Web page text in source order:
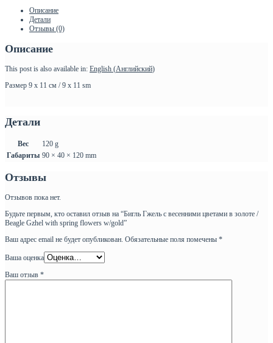
золоте
Gzhel
spring
w/gold
Описание
Детали
Отзывы (0)
Описание
This post is also available in: English (Английский)
Размер 9 х 11 см / 9 х 11 sm
Детали
Вес
120 g
Габариты 90 × 40 × 120 mm
Отзывы
Отзывов пока нет.
Будьте первым, кто оставил отзыв на “Бигль Гжель с весенними цветами в золоте /
Beagle Gzhel with spring flowers w/gold”
Ваш адрес email не будет опубликован. Обязательные поля помечены *
Ваша оценка
Ваш отзыв *